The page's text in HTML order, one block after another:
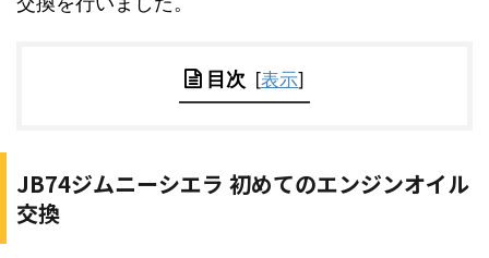
目次 [表示]
JB74ジムニーシエラ 初めてのエンジンオイル
交換